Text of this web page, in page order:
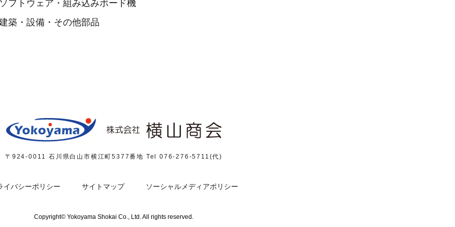
フトウェア・組み込みボード機
築・設備・その他部品
〒924-0011 石川県白山市横江町5377番地 Tel 076-276-5711(代)
イバシーポリシー サイトマップ ソーシャルメディアポリシー
Copyright© Yokoyama Shokai Co., Ltd. All rights reserved.